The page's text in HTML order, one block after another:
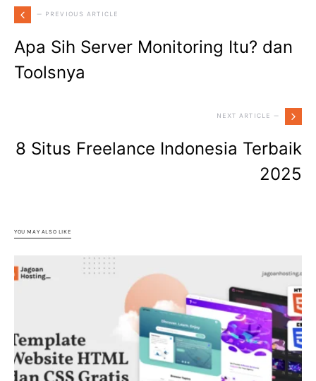
— PREVIOUS ARTICLE
Apa Sih Server Monitoring Itu? dan
Toolsnya
NEXT ARTICLE —
8 Situs Freelance Indonesia Terbaik
2025
YOU MAY ALSO LIKE